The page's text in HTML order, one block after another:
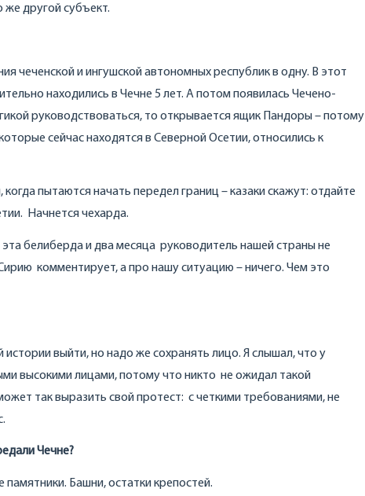
же другой субъект.
чеченской и ингушской автономных республик в одну. В этот
находились в Чечне 5 лет. А потом появилась Чечено-
руководствоваться, то открывается ящик Пандоры – потому
сейчас находятся в Северной Осетии, относились к
пытаются начать передел границ – казаки скажут: отдайте
Начнется чехарда.
белиберда и два месяца руководитель нашей страны не
комментирует, а про нашу ситуацию – ничего. Чем это
выйти, но надо же сохранять лицо. Я слышал, что у
высокими лицами, потому что никто не ожидал такой
так выразить свой протест: с четкими требованиями, не
Чечне?
Башни, остатки крепостей.